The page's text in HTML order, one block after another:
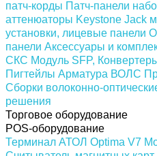
патч-корды Патч-панели
аттенюаторы Keystone Jack
установки, лицевые панели
панели Аксессуары и
СКС Модуль SFP,
Пигтейлы Арматура ВОЛС
Сборки волоконно-
решения
Торговое оборудование
POS-оборудование
Терминал АТОЛ Optima V7